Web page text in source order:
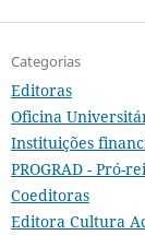
Categorias
Editoras
Oficina
Instituições
PROGRAD - Pró-
Coeditoras
Editora Cultura